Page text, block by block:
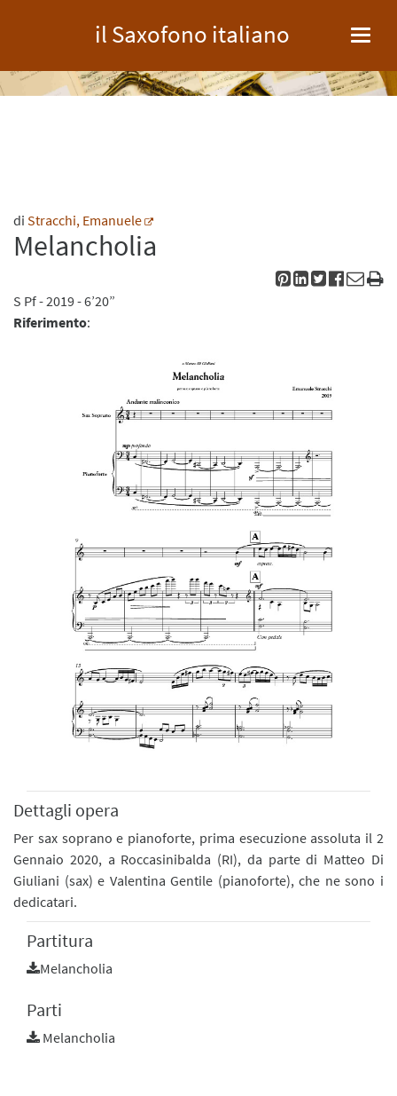
il Saxofono italiano
di Stracchi, Emanuele
Melancholia
S Pf- 2019 - 6’20”
Riferimento:
Dettagli opera
Per sax soprano e pianoforte, prima esecuzione assoluta il 2
Gennaio 2020, a Roccasinibalda (RI), da parte di Matteo Di
Giuliani (sax) e Valentina Gentile (pianoforte), che ne sono i
dedicatari.
Partitura
Melancholia
Parti
Melancholia